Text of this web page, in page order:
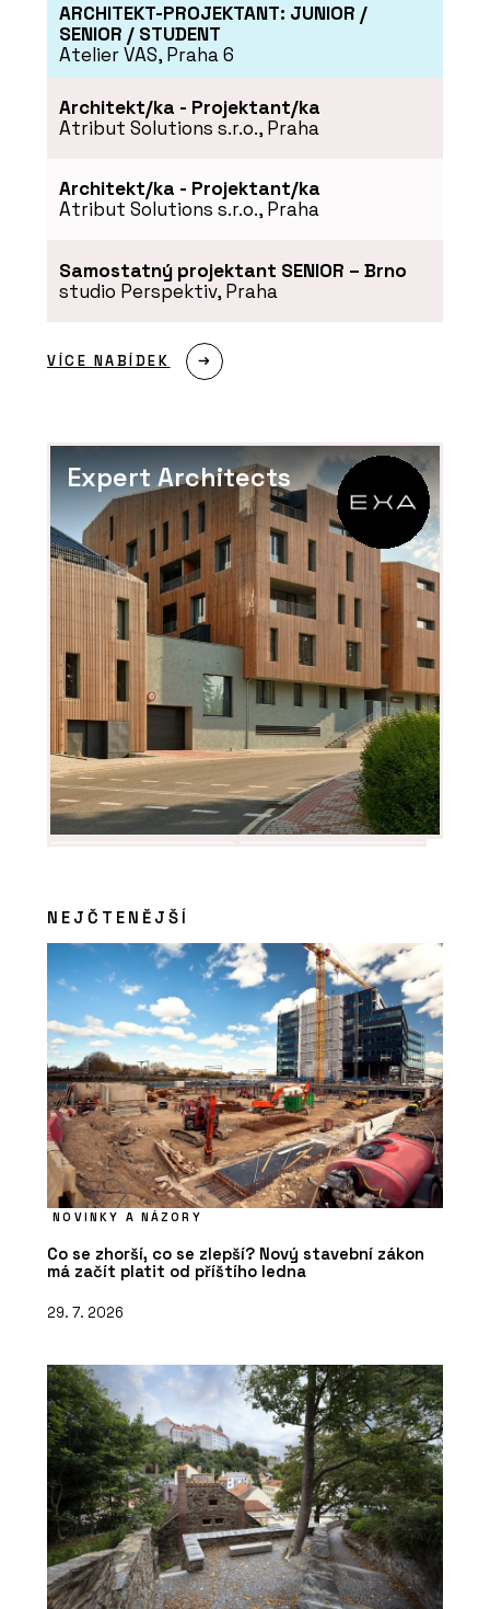
PRODUKTY
ARCHITEKT-PROJEKTANT: JUNIOR /
SENIOR / STUDENT
Atelier VAS, Praha 6
Architekt/ka - Projektant/ka
Atribut Solutions s.r.o., Praha
Architekt/ka - Projektant/ka
Atribut Solutions s.r.o., Praha
Samostatný projektant SENIOR – Brno
studio Perspektiv, Praha
VÍCE NABÍDEK
Expert Architects
NEJČTENĚJŠÍ
NOVINKY A NÁZORY
Co se zhorší, co se zlepší? Nový stavební zákon
má začít platit od příštího ledna
29. 7. 2026